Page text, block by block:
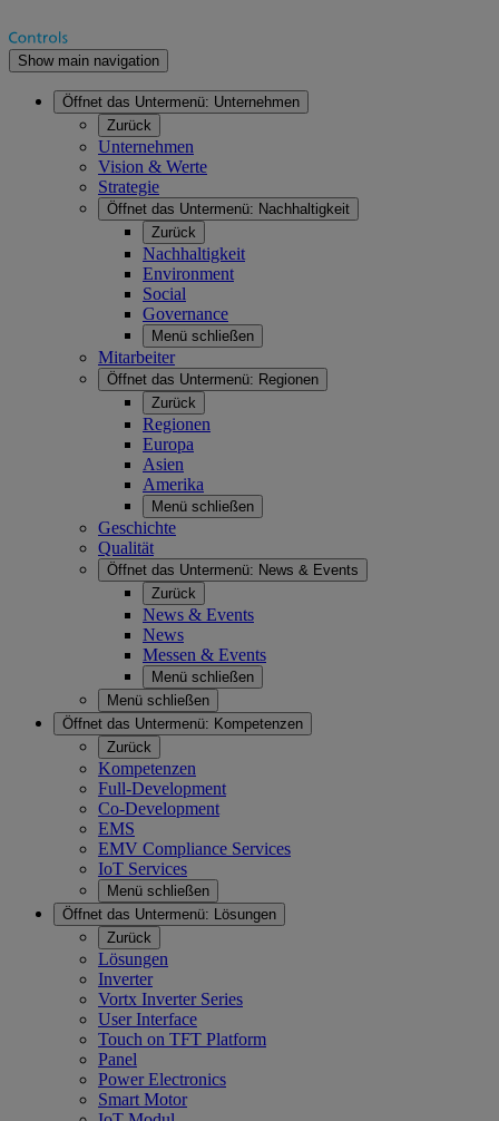
Show main navigation
Öffnet das Untermenü: Unternehmen
Zurück
Unternehmen
Vision & Werte
Strategie
Öffnet das Untermenü: Nachhaltigkeit
Zurück
Nachhaltigkeit
Environment
Social
Governance
Menü schließen
Mitarbeiter
Öffnet das Untermenü: Regionen
Zurück
Regionen
Europa
Asien
Amerika
Menü schließen
Geschichte
Qualität
Öffnet das Untermenü: News & Events
Zurück
News & Events
News
Messen & Events
Menü schließen
Menü schließen
Öffnet das Untermenü: Kompetenzen
Zurück
Kompetenzen
Full-Development
Co-Development
EMS
EMV Compliance Services
IoT Services
Menü schließen
Öffnet das Untermenü: Lösungen
Zurück
Lösungen
Inverter
Vortx Inverter Series
User Interface
Touch on TFT Platform
Panel
Power Electronics
Smart Motor